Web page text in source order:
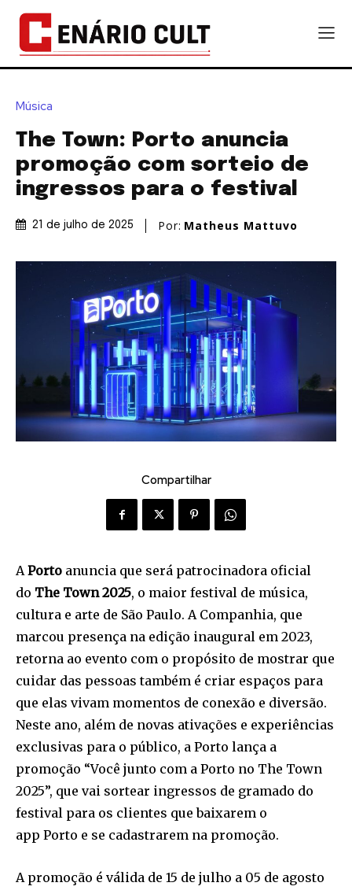
Música
The Town: Porto anuncia
promoção com sorteio de
ingressos para o festival
21 de julho de 2025 Por: Matheus Mattuvo
Compartilhar
APorto anuncia que será patrocinadora oficial
do The Town 2025, o maior festival de música,
cultura e arte de São Paulo. A Companhia, que
marcou presença na edição inaugural em 2023,
retorna ao evento com o propósito de mostrar que
cuidar das pessoas também é criar espaços para
que elas vivam momentos de conexão e diversão.
Neste ano, além de novas ativações e experiências
exclusivas para o público, a Porto lança a
promoção “Você junto com a Porto no The Town
2025”, que vai sortear ingressos de gramado do
festival para os clientes que baixarem o
app Porto e se cadastrarem na promoção.
A promoção é válida de 15 de julho a 05 de agosto